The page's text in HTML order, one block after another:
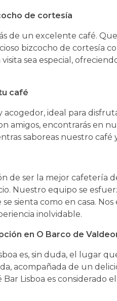
de cortesía
de un excelente café.
bizcocho de cortesía
sea especial,
café
acogedor, ideal para
amigos, encontrarás en
saboreas nuestro café
de ser la mejor cafetería
Nuestro equipo se
sienta como en casa.
inolvidable.
en O Barco de
es, sin duda, el lugar
acompañada de un
Lisboa es